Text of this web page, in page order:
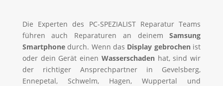
Die Experten des PC-SPEZIALIST Reparatur Teams
führen auch Reparaturen an deinemSamsung
Smartphonedurch. Wenn das Display gebrochen ist
oder dein Gerät einen Wasserschaden hat, sind wir
der richtiger Ansprechpartner in Gevelsberg,
Ennepetal, Schwelm, Hagen, Wuppertal und